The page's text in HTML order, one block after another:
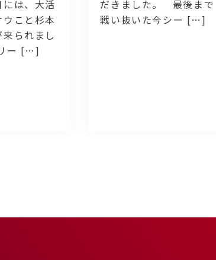
は、大活
こと杉本
られまし
ー […]
だきました。 最後まで
戦い抜いた今シー […]